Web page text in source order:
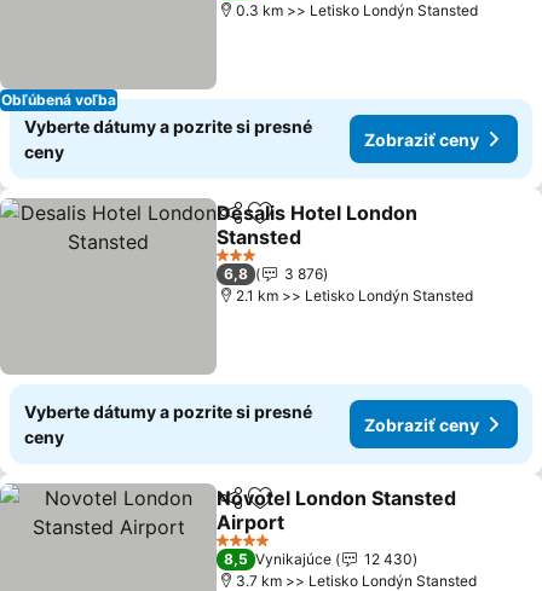
Obľúbená voľba
0.3 km >> Letisko Londýn Stansted
Vyberte dátumy a pozrite si presné
ceny
Zobraziť ceny
ZdieľaťPridať do obľúbených
Desalis Hotel London
Stansted
Zobraziť ceny
3 Počet hviezdičiek
6,8
3 876
2.1 km >> Letisko Londýn Stansted
Vyberte dátumy a pozrite si presné
ceny
Zobraziť ceny
ZdieľaťPridať do obľúbených
Novotel London Stansted
Airport
Zobraziť ceny
4 Počet hviezdičiek
8,5 Vynikajúce
12 430
3.7 km >> Letisko Londýn Stansted